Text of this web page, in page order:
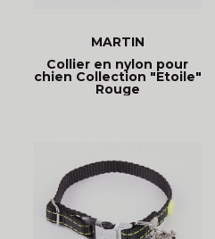
MARTIN
Collier en nylon pour
chien Collection "Etoile"
Rouge